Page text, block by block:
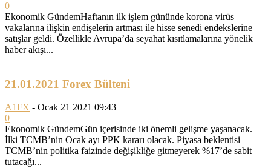
0
Ekonomik GündemHaftanın ilk işlem gününde korona virüs
vakalarına ilişkin endişelerin artması ile hisse senedi endekslerine
satışlar geldi. Özellikle Avrupa’da seyahat kısıtlamalarına yönelik
haber akışı...
21.01.2021 Forex Bülteni
A1FX - Ocak 21 2021 09:43
0
Ekonomik GündemGün içerisinde iki önemli gelişme yaşanacak.
İlki TCMB’nin Ocak ayı PPK kararı olacak. Piyasa beklentisi
TCMB’nin politika faizinde değişikliğe gitmeyerek %17’de sabit
tutacağı...